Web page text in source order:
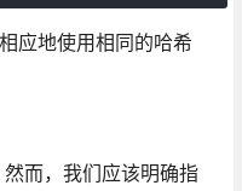
应地使用相同的哈希
而，我们应该明确指